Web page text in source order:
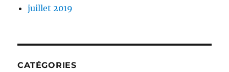
juillet 2019
CATÉGORIES